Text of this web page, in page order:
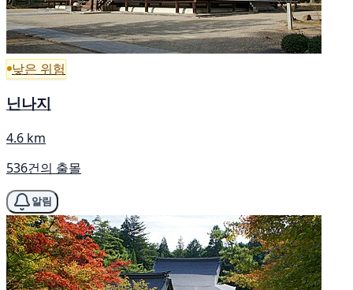
낮은 위험
닌나지
4.6 km
536건의 출몰
알림